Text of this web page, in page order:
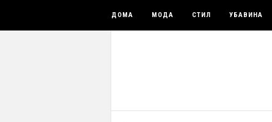
ДОМА МОДА СТИЛ УБАВИНА